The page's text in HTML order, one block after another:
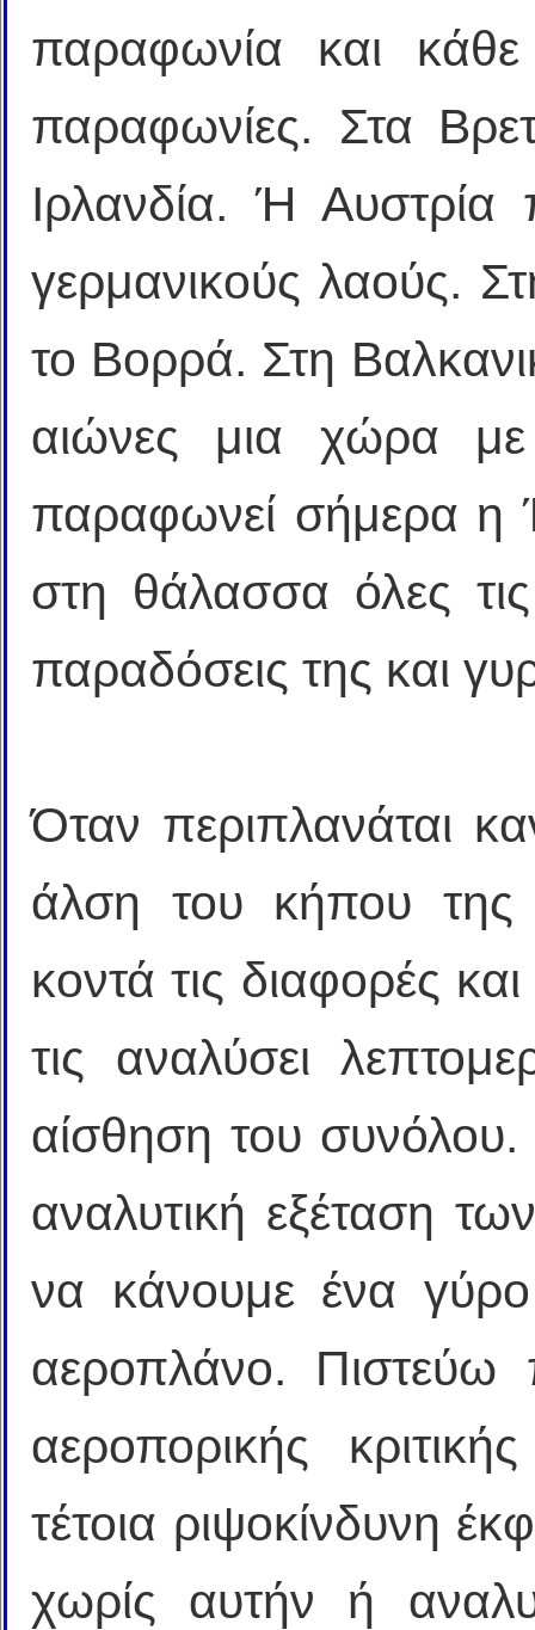
παραφωνία και κάθε
παραφωνίες. Στα
Ιρλανδία. Ή
γερμανικούς λαούς.
το Βορρά. Στη
αιώνες μια χώρα με
παραφωνεί σήμερα η
στη θάλασσα όλες τις
παραδόσεις της και
Όταν περιπλανάται
άλση του κήπου
κοντά τις διαφορές
τις αναλύσει
αίσθηση του συνόλου.
αναλυτική εξέταση
να κάνουμε ένα
αεροπλάνο. Πιστεύω
αεροπορικής
τέτοια ριψοκίνδυνη
χωρίς αυτήν ή